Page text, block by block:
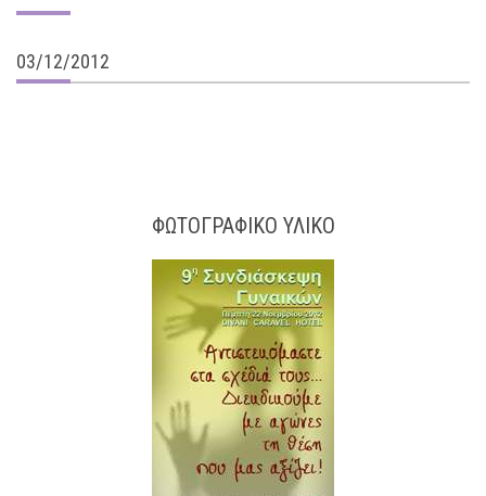
03/12/2012
ΦΩΤΟΓΡΑΦΙΚΌ ΥΛΙΚΌ